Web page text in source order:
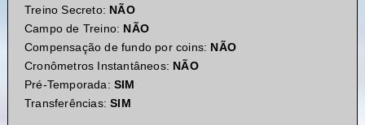
Treino Secreto: NÃO
Campo de Treino: NÃO
Compensação de fundo por coins: NÃO
Cronômetros Instantâneos: NÃO
Pré-Temporada: SIM
Transferências:SIM